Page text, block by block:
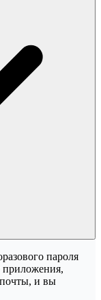
пароля
приложения,
почты, и вы